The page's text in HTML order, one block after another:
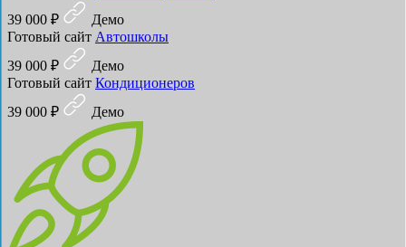
39 000 ₽
Демо
Готовый сайт Автошколы
39 000 ₽
Демо
Готовый сайт Кондиционеров
39 000 ₽
Демо